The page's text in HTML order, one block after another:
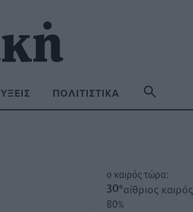
ΠΟΛΙΤΙΣΤΙΚΆ
o καιρός τώρα:
30°αίθριος καιρός
80%